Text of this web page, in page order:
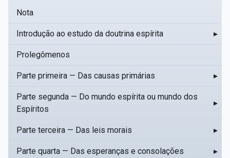
Nota
Introdução ao estudo da doutrina espírita ▸
Prolegômenos
Parte primeira — Das causas primárias ▸
Parte segunda — Do mundo espírita ou mundo dos
Espíritos
▸
Parte terceira — Das leis morais ▸
Parte quarta — Das esperanças e consolações ▸